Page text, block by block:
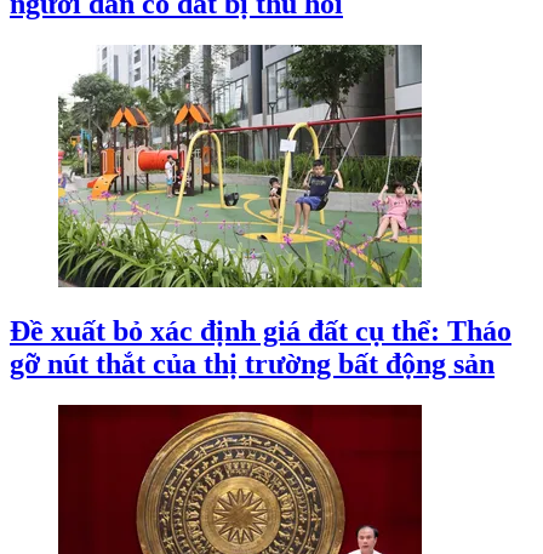
Đề xuất bỏ xác định giá đất cụ thể: Tháo
gỡ nút thắt của thị trường bất động sản